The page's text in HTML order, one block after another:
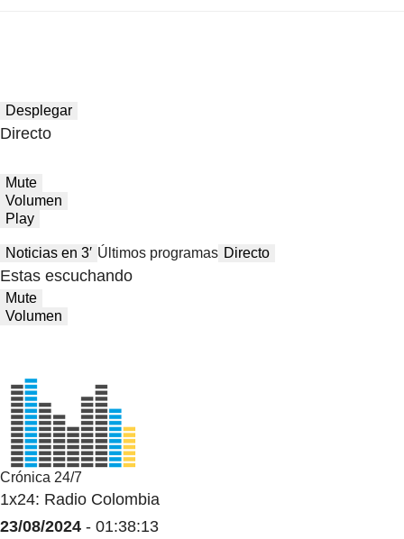
Desplegar
Directo
Mute
Volumen
Play
Noticias en 3′ Últimos programas Directo
Estas escuchando
Mute
Volumen
Crónica 24/7
1x24: Radio Colombia
23/08/2024 - 01:38:13